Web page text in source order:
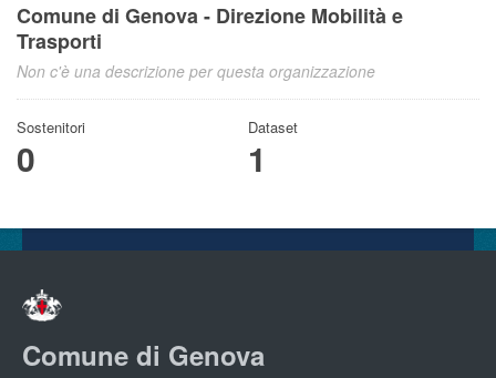
Comune di Genova - Direzione Mobilità e
Trasporti
Non c'è una descrizione per questa organizzazione
Sostenitori
0
Dataset
1
Comune di Genova